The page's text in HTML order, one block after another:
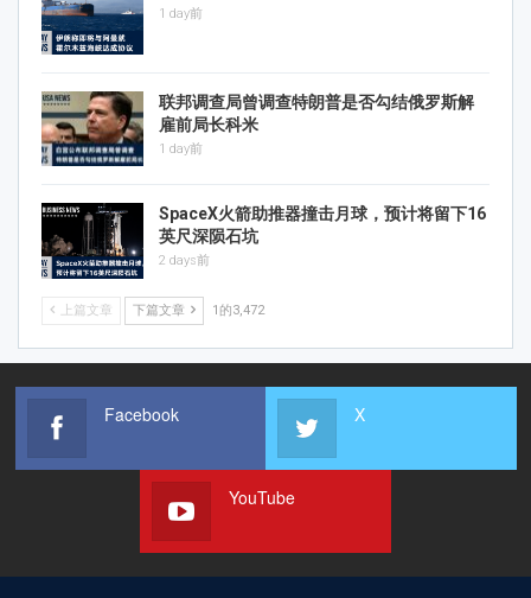
1 day前
联邦调查局曾调查特朗普是否勾结俄罗斯解
雇前局长科米
1 day前
SpaceX火箭助推器撞击月球，预计将留下16
英尺深陨石坑
2 days前
上篇文章 下篇文章 1的3,472
Facebook X
YouTube